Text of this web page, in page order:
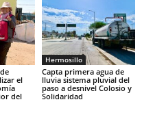
el
del
Hermosillo
Capta primera agua de
lluvia sistema pluvial del
paso a desnivel Colosio y
Solidaridad